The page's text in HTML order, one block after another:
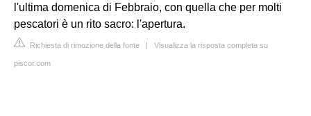
l'ultima domenica di Febbraio, con quella che per molti
pescatori è un rito sacro: l'apertura.
Richiesta di rimozione della fonte | Visualizza la risposta completa su
piscor.com